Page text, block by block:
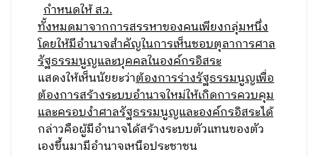
กำหนดให้ ส.ว.
ทั้งหมดมาจากการสรรหาของคนเพียงกลุ่มหนึ่ง
โดยให้มีอำนาจสำคัญในการเห็นชอบตุลาการศาล
รัฐธรรมนูญและบุคคลในองค์กรอิสระ
แสดงให้เห็นนัยยะว่าต้องการร่างรัฐธรรมนูญเพื่อ
ต้องการสร้างระบบอำนาจใหม่ให้เกิดการควบคุม
และครอบงำศาลรัฐธรรมนูญและองค์กรอิสระได้
กล่าวคือผู้มีอำนาจได้สร้างระบบตัวแทนของตัว
เองขึ้นมามีอำนาจเหนือประชาชน